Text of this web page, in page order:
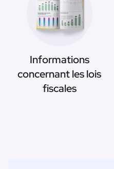
Informations
concernant les lois
fiscales